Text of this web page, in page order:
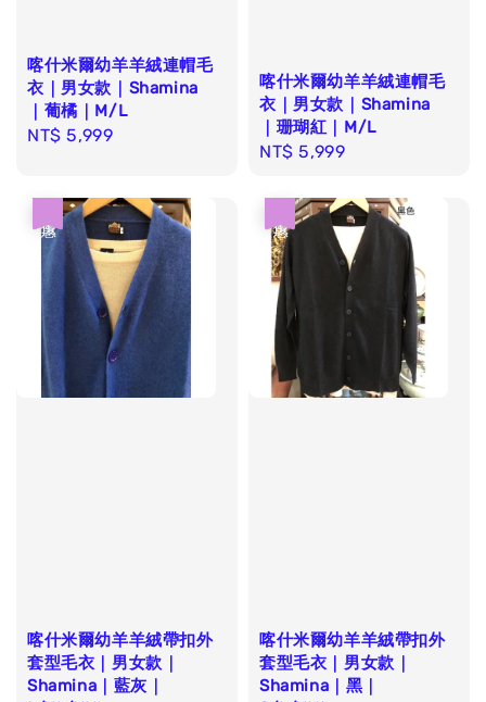
喀什米爾幼羊羊絨連帽毛
衣｜男女款｜Shamina
｜葡橘｜M/L
Regular
NT$ 5,999
喀什米爾幼羊羊絨連帽毛
衣｜男女款｜Shamina
｜珊瑚紅｜M/L
Regular
NT$ 5,999
喀什米爾幼羊羊絨帶扣外
套型毛衣｜男女款｜
Shamina｜藍灰｜
喀什米爾幼羊羊絨帶扣外
套型毛衣｜男女款｜
Shamina｜黑｜